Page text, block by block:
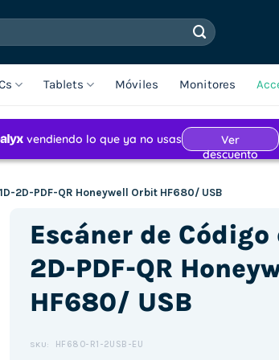
Tablets Móviles Monitores
2D-PDF-QR Honeywell Orbit HF680/ USB
Escáner de Código
2D-PDF-QR
HF680/ USB
SKU: HF680-R1-2USB-EU